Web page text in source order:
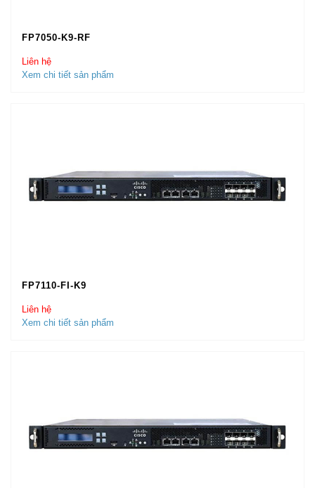
FP7050-K9-RF
Liên hệ
Xem chi tiết sản phẩm
FP7110-FI-K9
Liên hệ
Xem chi tiết sản phẩm